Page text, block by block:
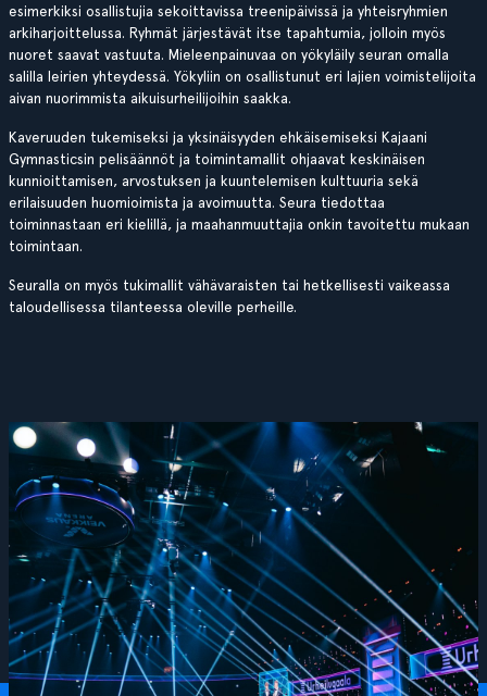
esimerkiksi osallistujia sekoittavissa treenipäivissä ja yhteisryhmien
arkiharjoittelussa. Ryhmät järjestävät itse tapahtumia, jolloin myös
nuoret saavat vastuuta. Mieleenpainuvaa on yökyläily seuran omalla
salilla leirien yhteydessä. Yökyliin on osallistunut eri lajien voimistelijoita
aivan nuorimmista aikuisurheilijoihin saakka.
Kaveruuden tukemiseksi ja yksinäisyyden ehkäisemiseksi Kajaani
Gymnasticsin pelisäännöt ja toimintamallit ohjaavat keskinäisen
kunnioittamisen, arvostuksen ja kuuntelemisen kulttuuria sekä
erilaisuuden huomioimista ja avoimuutta. Seura tiedottaa
toiminnastaan eri kielillä, ja maahanmuuttajia onkin tavoitettu mukaan
toimintaan.
Seuralla on myös tukimallit vähävaraisten tai hetkellisesti vaikeassa
taloudellisessa tilanteessa oleville perheille.